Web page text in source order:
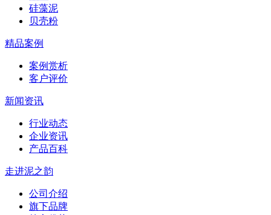
硅藻泥
贝壳粉
精品案例
案例赏析
客户评价
新闻资讯
行业动态
企业资讯
产品百科
走进泥之韵
公司介绍
旗下品牌